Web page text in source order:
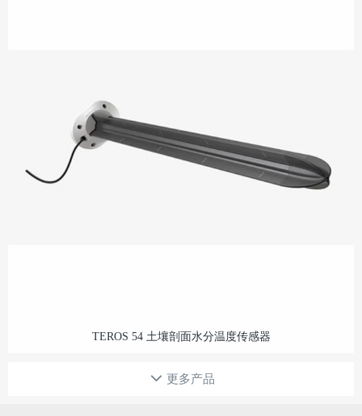
TEROS 54 土壤剖面水分温度传感器
更多产品